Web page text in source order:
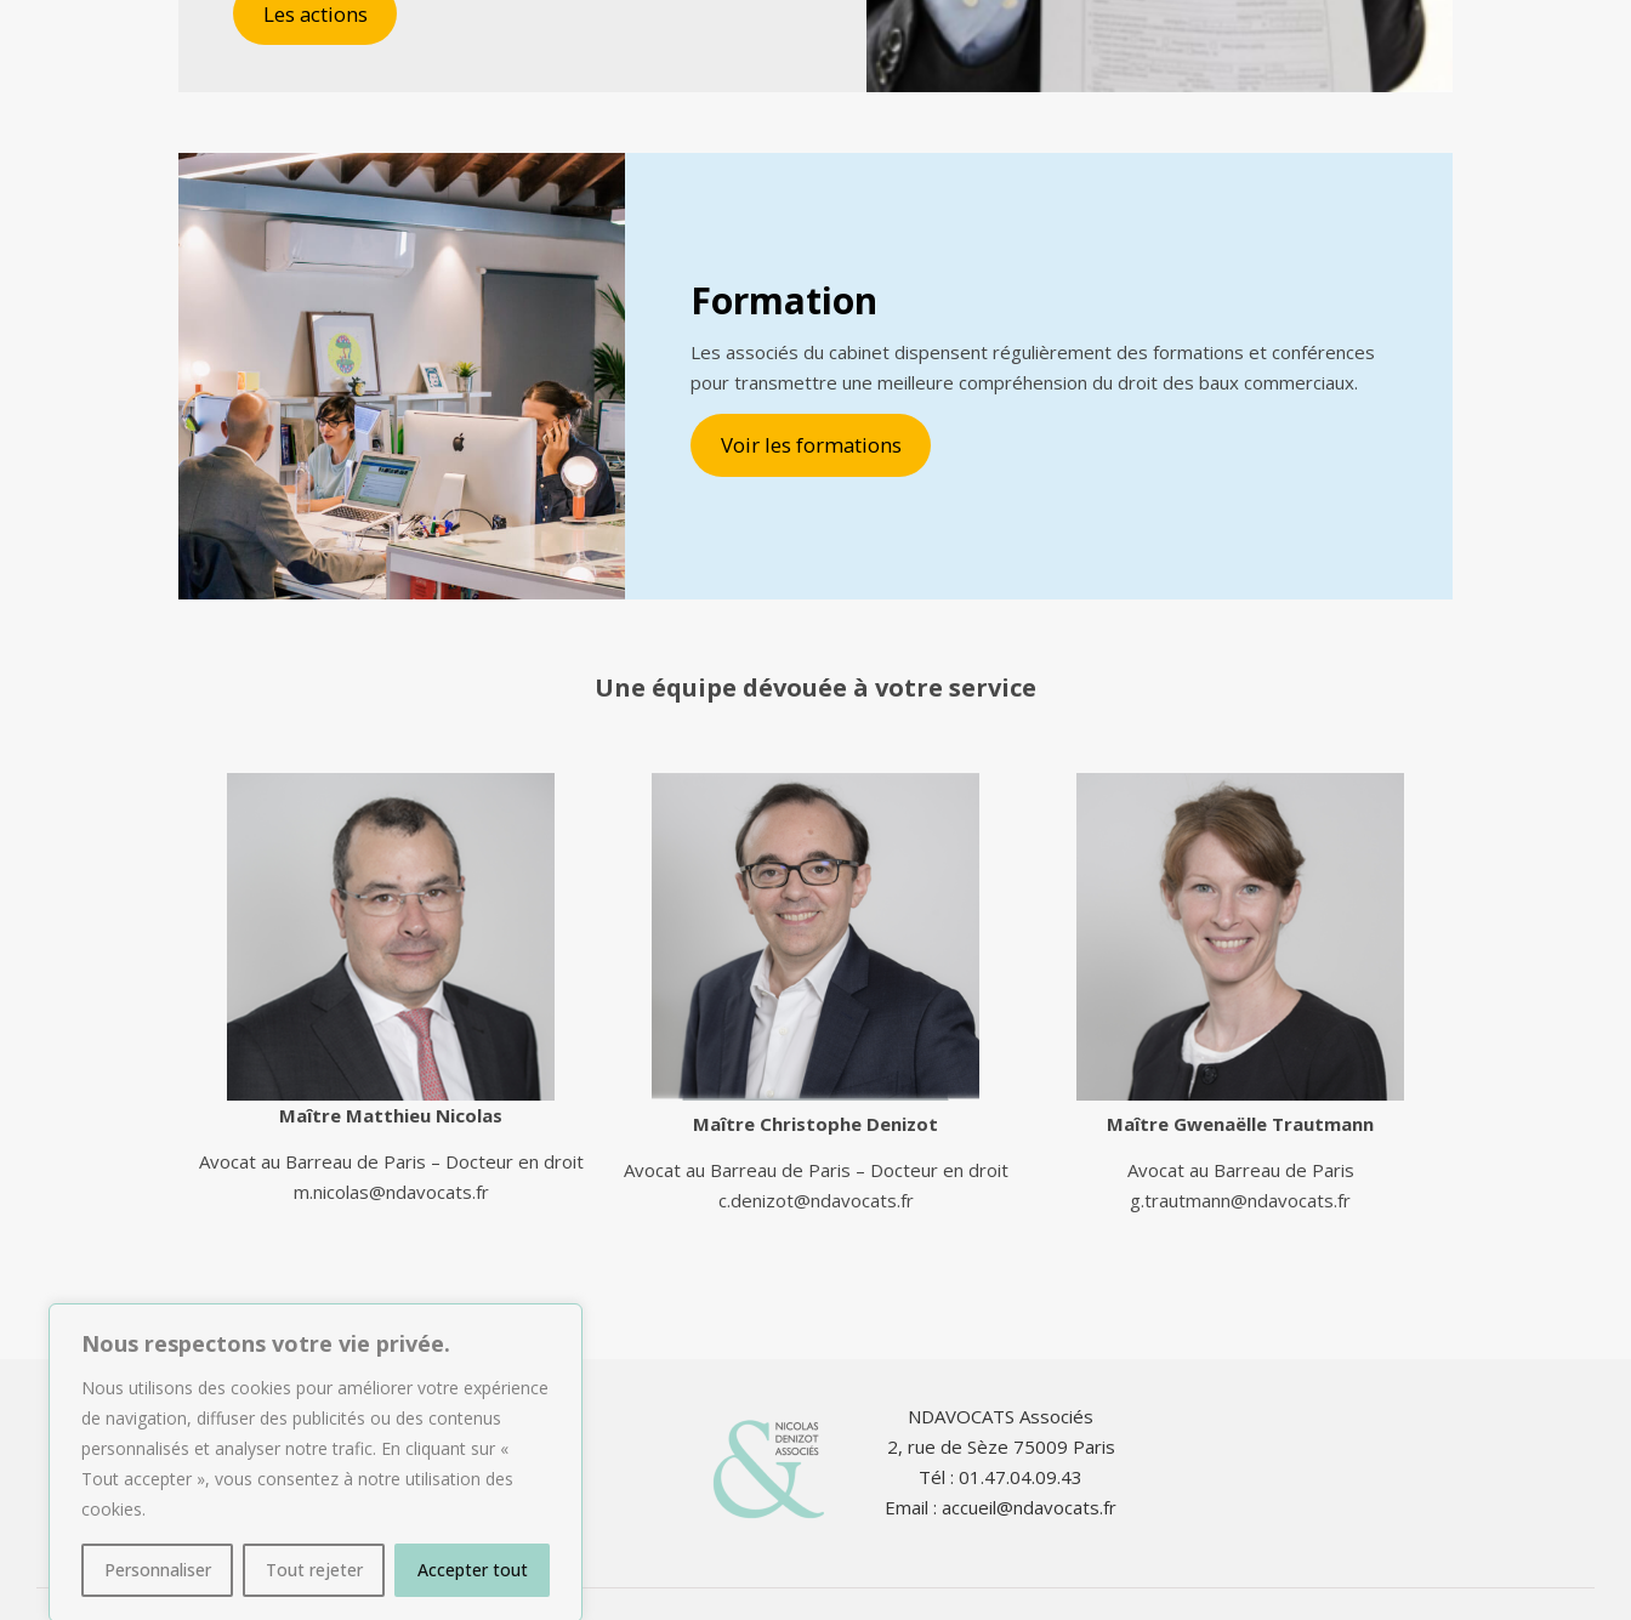
Nous respectons votre vie privée.
Nous utilisons des cookies pour améliorer votre expérience
de navigation, diffuser des publicités ou des contenus
personnalisés et analyser notre trafic. En cliquant sur «
Tout accepter », vous consentez à notre utilisation des
cookies.
Personnaliser Tout rejeter Accepter tout
Les actions
Formation
Les associés du cabinet dispensent régulièrement des formations et conférences
pour transmettre une meilleure compréhension du droit des baux commerciaux.
Voir les formations
Une équipe dévouée à votre service
Maître Matthieu Nicolas
Avocat au Barreau de Paris – Docteur en droit
m.nicolas@ndavocats.fr
Maître Christophe Denizot
Avocat au Barreau de Paris – Docteur en droit
c.denizot@ndavocats.fr
Maître Gwenaëlle Trautmann
Avocat au Barreau de Paris
g.trautmann@ndavocats.fr
NDAVOCATS Associés
2, rue de Sèze 75009 Paris
Tél : 01.47.04.09.43
Email :accueil@ndavocats.fr